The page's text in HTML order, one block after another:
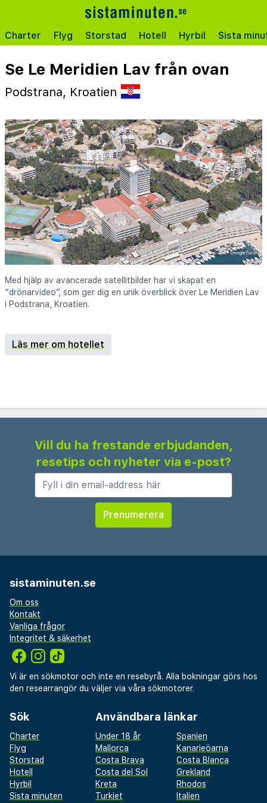
Charter Flyg Storstad Hotell Hyrbil Sista
Se Le Meridien Lav från ovan
Podstrana, Kroatien
Med hjälp av avancerade satellitbilder har vi skapat en
“drönarvideo”, som ger dig en unik överblick över Le Meridien Lav
i Podstrana, Kroatien.
Läs mer om hotellet
Vill du ha frestande erbjudanden,
resetips och nyheter via e-post?
sistaminuten.se
Om oss
Kontakt
Vanliga frågor
Integritet & säkerhet
Vi är en sökmotor och inte en resebyrå. Alla bokningar görs hos
den researrangör du väljer via våra sökmotorer.
Sök
Charter
Flyg
Storstad
Hotell
Hyrbil
Sista minuten
Användbara länkar
Under 18 år
Spanien
Mallorca
Kanarieöarna
Costa Brava
Costa Blanca
Costa del Sol
Grekland
Kreta
Rhodos
Turkiet
Italien